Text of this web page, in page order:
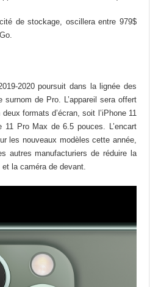
de stockage, oscillera entre 979$
2020 poursuit dans la lignée des
de Pro. L’appareil sera offert
formats d’écran, soit l’iPhone 11
11 Pro Max de 6.5 pouces. L’encart
les nouveaux modèles cette année,
autres manufacturiers de réduire la
la caméra de devant.